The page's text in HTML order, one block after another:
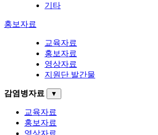
기타
홍보자료
교육자료
홍보자료
영상자료
지원단 발간물
감염병자료 ▼
교육자료
홍보자료
영상자료